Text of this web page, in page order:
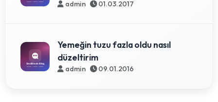
admin 01.03.2017
Yemeğin tuzu fazla oldu nasıl
düzeltirim
admin 09.01.2016